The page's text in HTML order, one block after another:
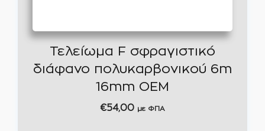
Τελείωμα F σφραγιστικό
διάφανο πολυκαρβονικού 6m
16mm ΟΕΜ
€54,00 με ΦΠΑ